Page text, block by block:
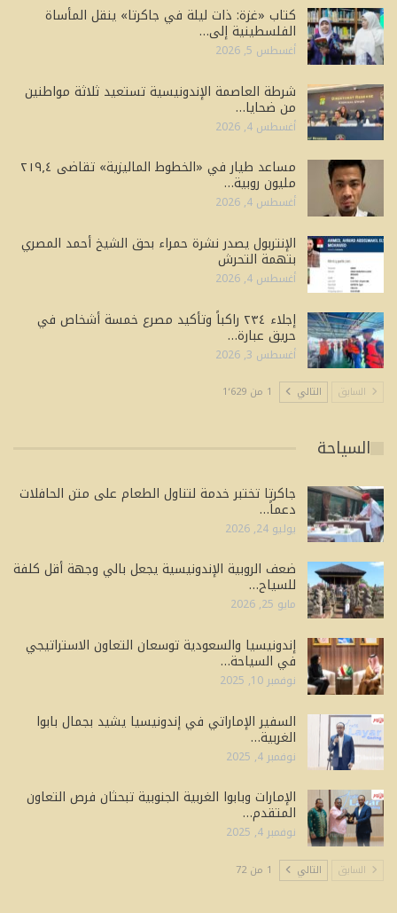
كتاب «غزة: ذات ليلة في جاكرتا» ينقل المأساة
الفلسطينية إلى…
أغسطس 5, 2026
شرطة العاصمة الإندونيسية تستعيد ثلاثة مواطنين
من ضحايا…
أغسطس 4, 2026
مساعد طيار في «الخطوط الماليزية» تقاضى ٢١٩٫٤
مليون روبية…
أغسطس 4, 2026
الإنتربول يصدر نشرة حمراء بحق الشيخ أحمد المصري
بتهمة التحرش
أغسطس 4, 2026
إجلاء ٢٣٤ راكباً وتأكيد مصرع خمسة أشخاص في
حريق عبارة…
أغسطس 3, 2026
السابق التالي 1 من 1٬629
السياحة
جاكرتا تختبر خدمة لتناول الطعام على متن الحافلات
دعماً…
يوليو 24, 2026
ضعف الروبية الإندونيسية يجعل بالي وجهة أقل كلفة
للسياح…
مايو 25, 2026
إندونيسيا والسعودية توسعان التعاون الاستراتيجي
في السياحة…
نوفمبر 10, 2025
السفير الإماراتي في إندونيسيا يشيد بجمال بابوا
الغربية…
نوفمبر 4, 2025
الإمارات وبابوا الغربية الجنوبية تبحثان فرص التعاون
المتقدم…
نوفمبر 4, 2025
السابق التالي 1 من 72